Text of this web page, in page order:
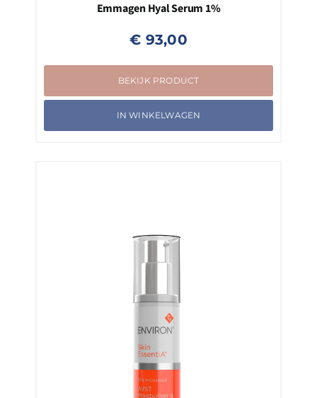
Emmagen Hyal Serum 1%
€ 93,00
BEKIJK PRODUCT
IN WINKELWAGEN